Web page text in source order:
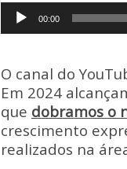
s
A
p
p
b
o
o
k
er
Tocador
de
00:00
O canal do
Em 2024
que dobramos o
crescimento
realizados na